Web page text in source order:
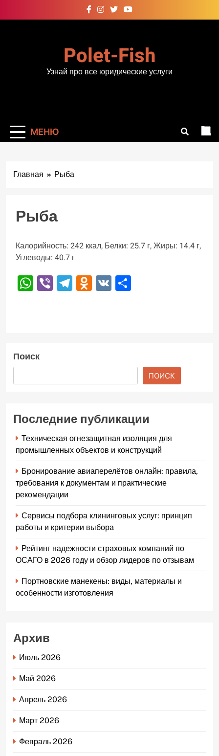
к
Polet-Fish
Узнай про все юридические услуги
МЕНЮ
Главная Рыба
Рыба
Калорийность: 242 ккал, Белки: 25.7 г, Жиры: 14.4 г,
Углеводы: 40.7 г
WhatsApp
ViberTelegram
Odnoklassniki
VK
Поиск
ПОИСК
Последние публикации
Техническая огнезащитная изоляция для
промышленных объектов и конструкций
Бронирование авиаперелётов онлайн: правила,
требования к документам и практические
рекомендации
Сервисы подбора клининговых услуг: принцип
работы и критерии выбора
Рейтинг надежности страховых компаний по
ОСАГО в 2026 году и обзор лидеров по отзывам
Портновские манекены: виды, материалы и
особенности изготовления
Архив
Июль 2026
Май 2026
Апрель 2026
Март 2026
Февраль 2026